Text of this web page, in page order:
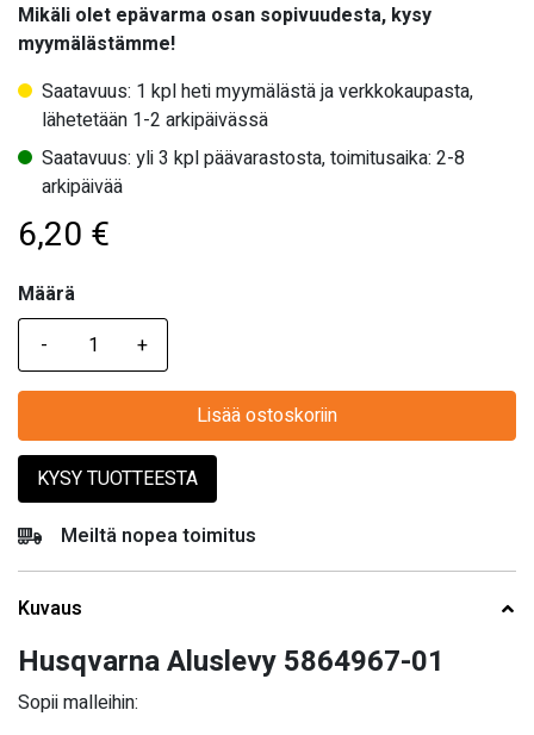
Mikäli olet epävarma osan sopivuudesta, kysy
myymälästämme!
Saatavuus: 1 kpl heti myymälästä ja verkkokaupasta,
lähetetään 1-2 arkipäivässä
Saatavuus: yli 3 kpl päävarastosta, toimitusaika: 2-8
arkipäivää
6,20 €
Määrä
Määrä
Lisää ostoskoriin
KYSY TUOTTEESTA
Meiltä nopea toimitus
Kuvaus
Husqvarna Aluslevy 5864967-01
Sopii malleihin: